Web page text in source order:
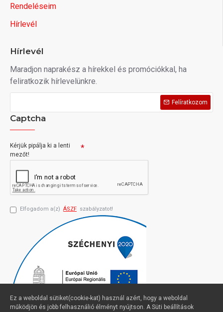
Rendeléseim
Hírlevél
Hírlevél
Maradjon naprakész a hírekkel és promóciókkal, ha
feliratkozik hírlevelünkre.
Felíratkozom
Captcha
Kérjük pipálja ki a lenti
mezőt!
Elfogadom a(z) ÁSZF szabályzatot!
Ez a weboldal sütiket(cookie-kat) használ azért, hogy a weboldal
működjön és jobb felhasználió élményt nyújtson. A Süti beállítások